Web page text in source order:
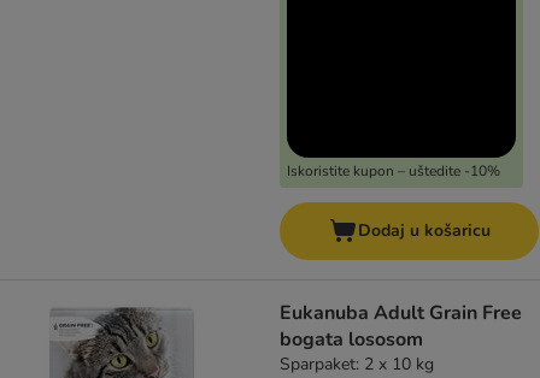
Iskoristite kupon – uštedite -10%
Dodaj u košaricu
Eukanuba Adult Grain Free
bogata lososom
Sparpaket: 2 x 10 kg